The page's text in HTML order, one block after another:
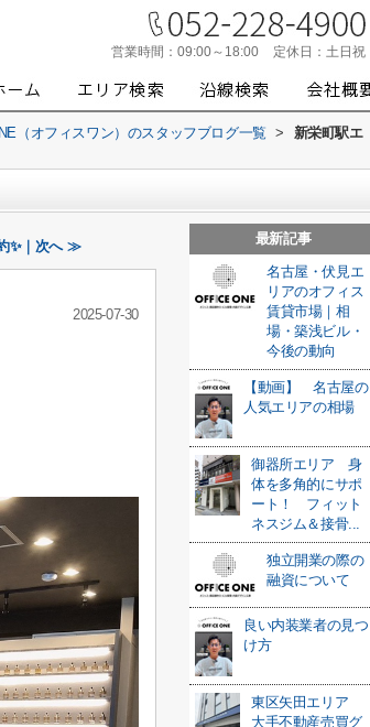
営業時間： 09:00～18:00 定休日： 土日祝
（オフィスワン）のスタッフブログ一覧 >
新栄町駅エ
✨｜次へ ≫
2025-07-30
最新記事
名古屋・伏見エ
リアのオフィス
賃貸市場｜相
場・築浅ビル・
今後の動向
【動画】 名古屋の
人気エリアの相場
御器所エリア 身
体を多角的にサポ
ート！ フィット
ネスジム＆接骨...
独立開業の際の
融資について
良い内装業者の見つ
け方
東区矢田エリア
大手不動産売買グ